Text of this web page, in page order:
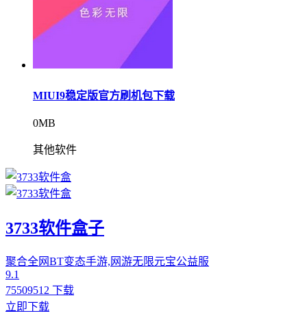
MIUI9稳定版官方刷机包下载
0MB
其他软件
3733软件盒子
聚合全网BT变态手游,网游无限元宝公益服
9.1
75509512 下载
立即下载